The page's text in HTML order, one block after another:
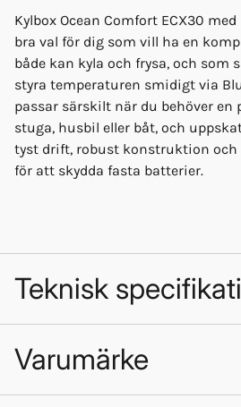
Kylbox Ocean Comfort ECX30
bra val för dig som vill ha en
både kan kyla och frysa, och
styra temperaturen smidigt via
passar särskilt när du behöver en
stuga, husbil eller båt, och
tyst drift, robust konstruktion och
för att skydda fasta batterier.
Teknisk
Varumärke